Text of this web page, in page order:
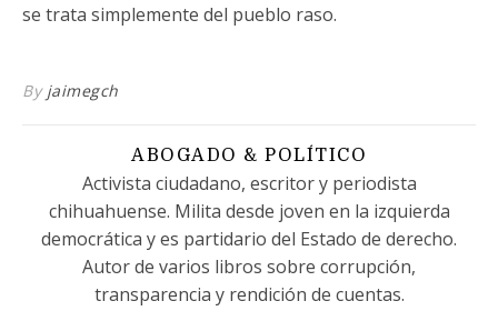
se trata simplemente del pueblo raso.
By jaimegch
ABOGADO & POLÍTICO
Activista ciudadano, escritor y periodista
chihuahuense. Milita desde joven en la izquierda
democrática y es partidario del Estado de derecho.
Autor de varios libros sobre corrupción,
transparencia y rendición de cuentas.